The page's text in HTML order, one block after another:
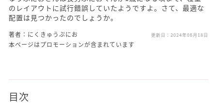
のレイアウトに試行錯誤していたようですよ。さて、最適な
配置は見つかったのでしょうか。
著者：にくきゅうぷにお 更新日： 2024年06月18日
本ページはプロモーションが含まれています
目次